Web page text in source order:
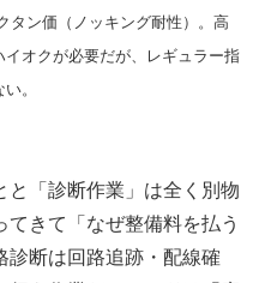
タン価（ノッキング耐性）。高
オクが必要だが、レギュラー指
。
と「診断作業」は全く別物
きて「なぜ整備料を払う
診断は回路追跡・配線確